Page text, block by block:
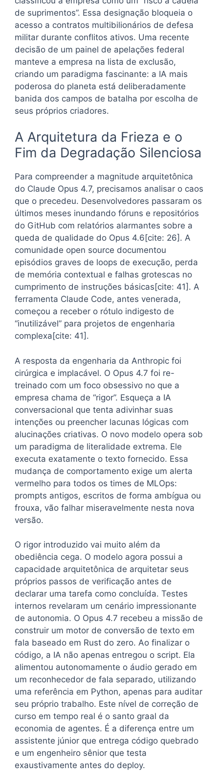
de suprimentos”. Essa designação bloqueia o
acesso a contratos multibilionários de defesa
militar durante conflitos ativos. Uma recente
decisão de um painel de apelações federal
manteve a empresa na lista de exclusão,
criando um paradigma fascinante: a IA mais
poderosa do planeta está deliberadamente
banida dos campos de batalha por escolha de
seus próprios criadores.
A Arquitetura da Frieza e o
Fim da Degradação Silenciosa
Para compreender a magnitude arquitetônica
do Claude Opus 4.7, precisamos analisar o caos
que o precedeu. Desenvolvedores passaram os
últimos meses inundando fóruns e repositórios
do GitHub com relatórios alarmantes sobre a
queda de qualidade do Opus 4.6[cite: 26]. A
comunidade open source documentou
episódios graves de loops de execução, perda
de memória contextual e falhas grotescas no
cumprimento de instruções básicas[cite: 41]. A
ferramenta Claude Code, antes venerada,
começou a receber o rótulo indigesto de
“inutilizável” para projetos de engenharia
complexa[cite: 41].
A resposta da engenharia da Anthropic foi
cirúrgica e implacável. O Opus 4.7 foi re-
treinado com um foco obsessivo no que a
empresa chama de “rigor”. Esqueça a IA
conversacional que tenta adivinhar suas
intenções ou preencher lacunas lógicas com
alucinações criativas. O novo modelo opera sob
um paradigma de literalidade extrema. Ele
executa exatamente o texto fornecido. Essa
mudança de comportamento exige um alerta
vermelho para todos os times de MLOps:
prompts antigos, escritos de forma ambígua ou
frouxa, vão falhar miseravelmente nesta nova
versão.
O rigor introduzido vai muito além da
obediência cega. O modelo agora possui a
capacidade arquitetônica de arquitetar seus
próprios passos de verificação antes de
declarar uma tarefa como concluída. Testes
internos revelaram um cenário impressionante
de autonomia. O Opus 4.7 recebeu a missão de
construir um motor de conversão de texto em
fala baseado em Rust do zero. Ao finalizar o
código, a IA não apenas entregou o script. Ela
alimentou autonomamente o áudio gerado em
um reconhecedor de fala separado, utilizando
uma referência em Python, apenas para auditar
seu próprio trabalho. Este nível de correção de
curso em tempo real é o santo graal da
economia de agentes. É a diferença entre um
assistente júnior que entrega código quebrado
e um engenheiro sênior que testa
exaustivamente antes do deploy.